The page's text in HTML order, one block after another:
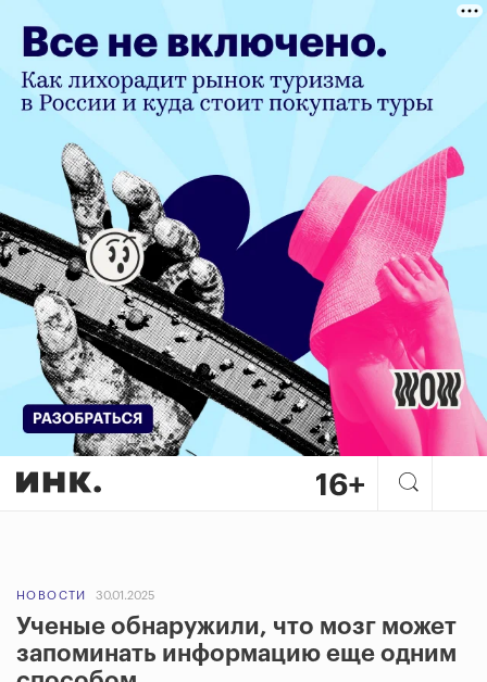
НОВОСТИ 30.01.2025
Ученые обнаружили, что мозг может
запоминать информацию еще одним